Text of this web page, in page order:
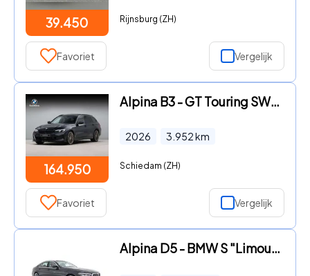
39.450 Rijnsburg (ZH)
Favoriet Vergelijk
164.950
Alpina B3 - GT Touring SWITCH-TRONIC Allrad - Black Sapphire
2026 3.952km
Schiedam (ZH)
Favoriet Vergelijk
Alpina D5 - BMW S "Limousine nr.121" ALLRAD Aut. *PANO | LEATHER | HARMA